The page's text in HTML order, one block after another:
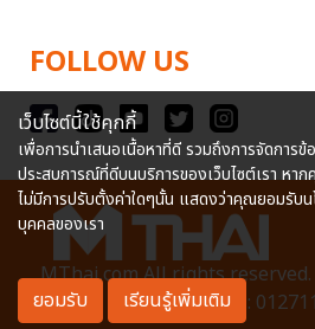
FOLLOW US
MThai.com All rights reserved.
อิเล็กทรอนิกส์ :
เว็บไซต์นี้ใช้คุกกี้
เพื่อการนำเสนอเนื้อหาที่ดี รวมถึงการจัดการ
ประสบการณ์ที่ดีบนบริการของเว็บไซต์เรา หา
ไม่มีการปรับตั้งค่าใดๆนั้น แสดงว่าคุณยอมรับ
บุคคลของเรา
ยอมรับ เรียนรู้เพิ่มเติม